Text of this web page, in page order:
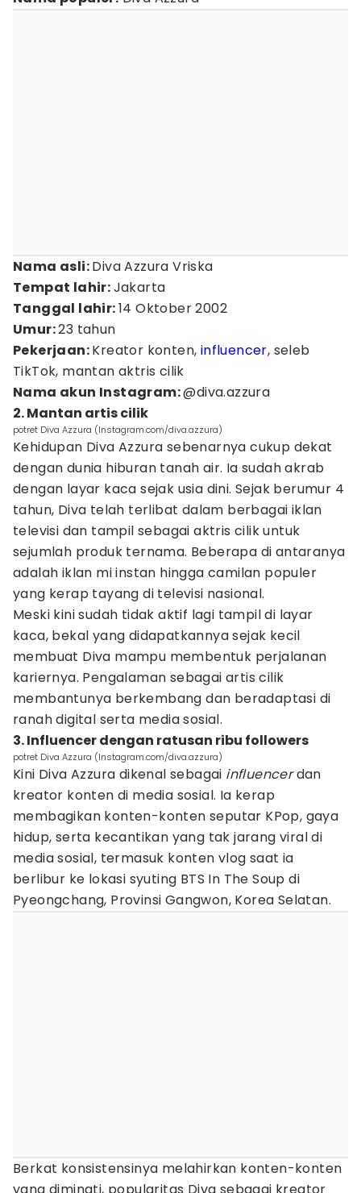
Nama asli:Diva Azzura Vriska
Tempat lahir:Jakarta
Tanggal lahir:14 Oktober 2002
Umur:23 tahun
Pekerjaan:Kreator konten, influencer, seleb
TikTok, mantan aktris cilik
Nama akun Instagram:@diva.azzura
2. Mantan artis cilik
potret Diva Azzura (Instagram.com/diva.azzura)
Kehidupan Diva Azzura sebenarnya cukup dekat
dengan dunia hiburan tanah air. Ia sudah akrab
dengan layar kaca sejak usia dini. Sejak berumur 4
tahun, Diva telah terlibat dalam berbagai iklan
televisi dan tampil sebagai aktris cilik untuk
sejumlah produk ternama. Beberapa di antaranya
adalah iklan mi instan hingga camilan populer
yang kerap tayang di televisi nasional.
Meski kini sudah tidak aktif lagi tampil di layar
kaca, bekal yang didapatkannya sejak kecil
membuat Diva mampu membentuk perjalanan
kariernya. Pengalaman sebagai artis cilik
membantunya berkembang dan beradaptasi di
ranah digital serta media sosial.
3. Influencer dengan ratusan ribu followers
potret Diva Azzura (Instagram.com/diva.azzura)
Kini Diva Azzura dikenal sebagai influencerdan
kreator konten di media sosial. Ia kerap
membagikan konten-konten seputar KPop, gaya
hidup, serta kecantikan yang tak jarang viral di
media sosial, termasuk konten vlog saat ia
berlibur ke lokasi syuting BTS In The Soup di
Pyeongchang, Provinsi Gangwon, Korea Selatan.
Berkat konsistensinya melahirkan konten-konten